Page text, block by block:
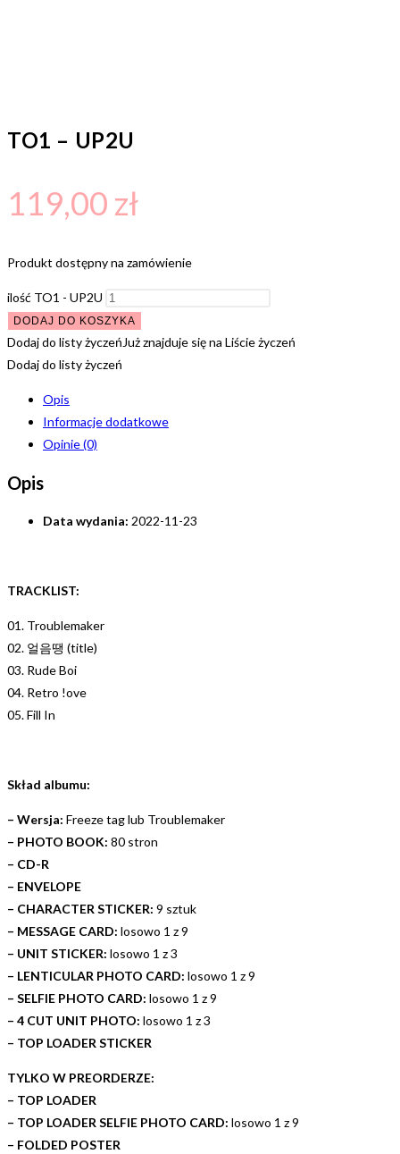
TO1 – UP2U
119,00 zł
Produkt dostępny na zamówienie
ilość TO1 - UP2U
DODAJ DO KOSZYKA
Dodaj do listy życzeńJuż znajduje się na Liście życzeń
Dodaj do listy życzeń
Opis
Informacje dodatkowe
Opinie (0)
Opis
Data wydania: 2022-11-23
TRACKLIST:
01. Troublemaker
02. 얼음땡 (title)
03. Rude Boi
04. Retro !ove
05. Fill In
Skład albumu:
– Wersja: Freeze tag lub Troublemaker
– PHOTO BOOK: 80 stron
– CD-R
– ENVELOPE
– CHARACTER STICKER: 9 sztuk
– MESSAGE CARD: losowo 1 z 9
– UNIT STICKER: losowo 1 z 3
– LENTICULAR PHOTO CARD: losowo 1 z 9
– SELFIE PHOTO CARD: losowo 1 z 9
– 4 CUT UNIT PHOTO: losowo 1 z 3
– TOP LOADER STICKER
TYLKO W PREORDERZE:
– TOP LOADER
– TOP LOADER SELFIE PHOTO CARD: losowo 1 z 9
– FOLDED POSTER